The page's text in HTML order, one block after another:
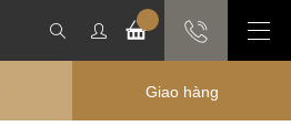
Giao hàng